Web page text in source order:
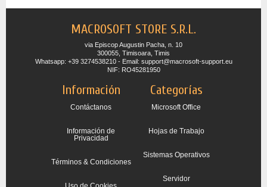
MACROSOFT STORE S.R.L.
via Episcop Augustin Pacha, n. 10
300055, Timisoara, Timis
Whatsapp: +39 3274538210 - Email: support@macrosoft-support.eu
NIF: RO45281950
Información
Contáctanos
Información de
Privacidad
Términos & Condiciones
Categorías
Microsoft Office
Hojas de Trabajo
Sistemas Operativos
Servidor